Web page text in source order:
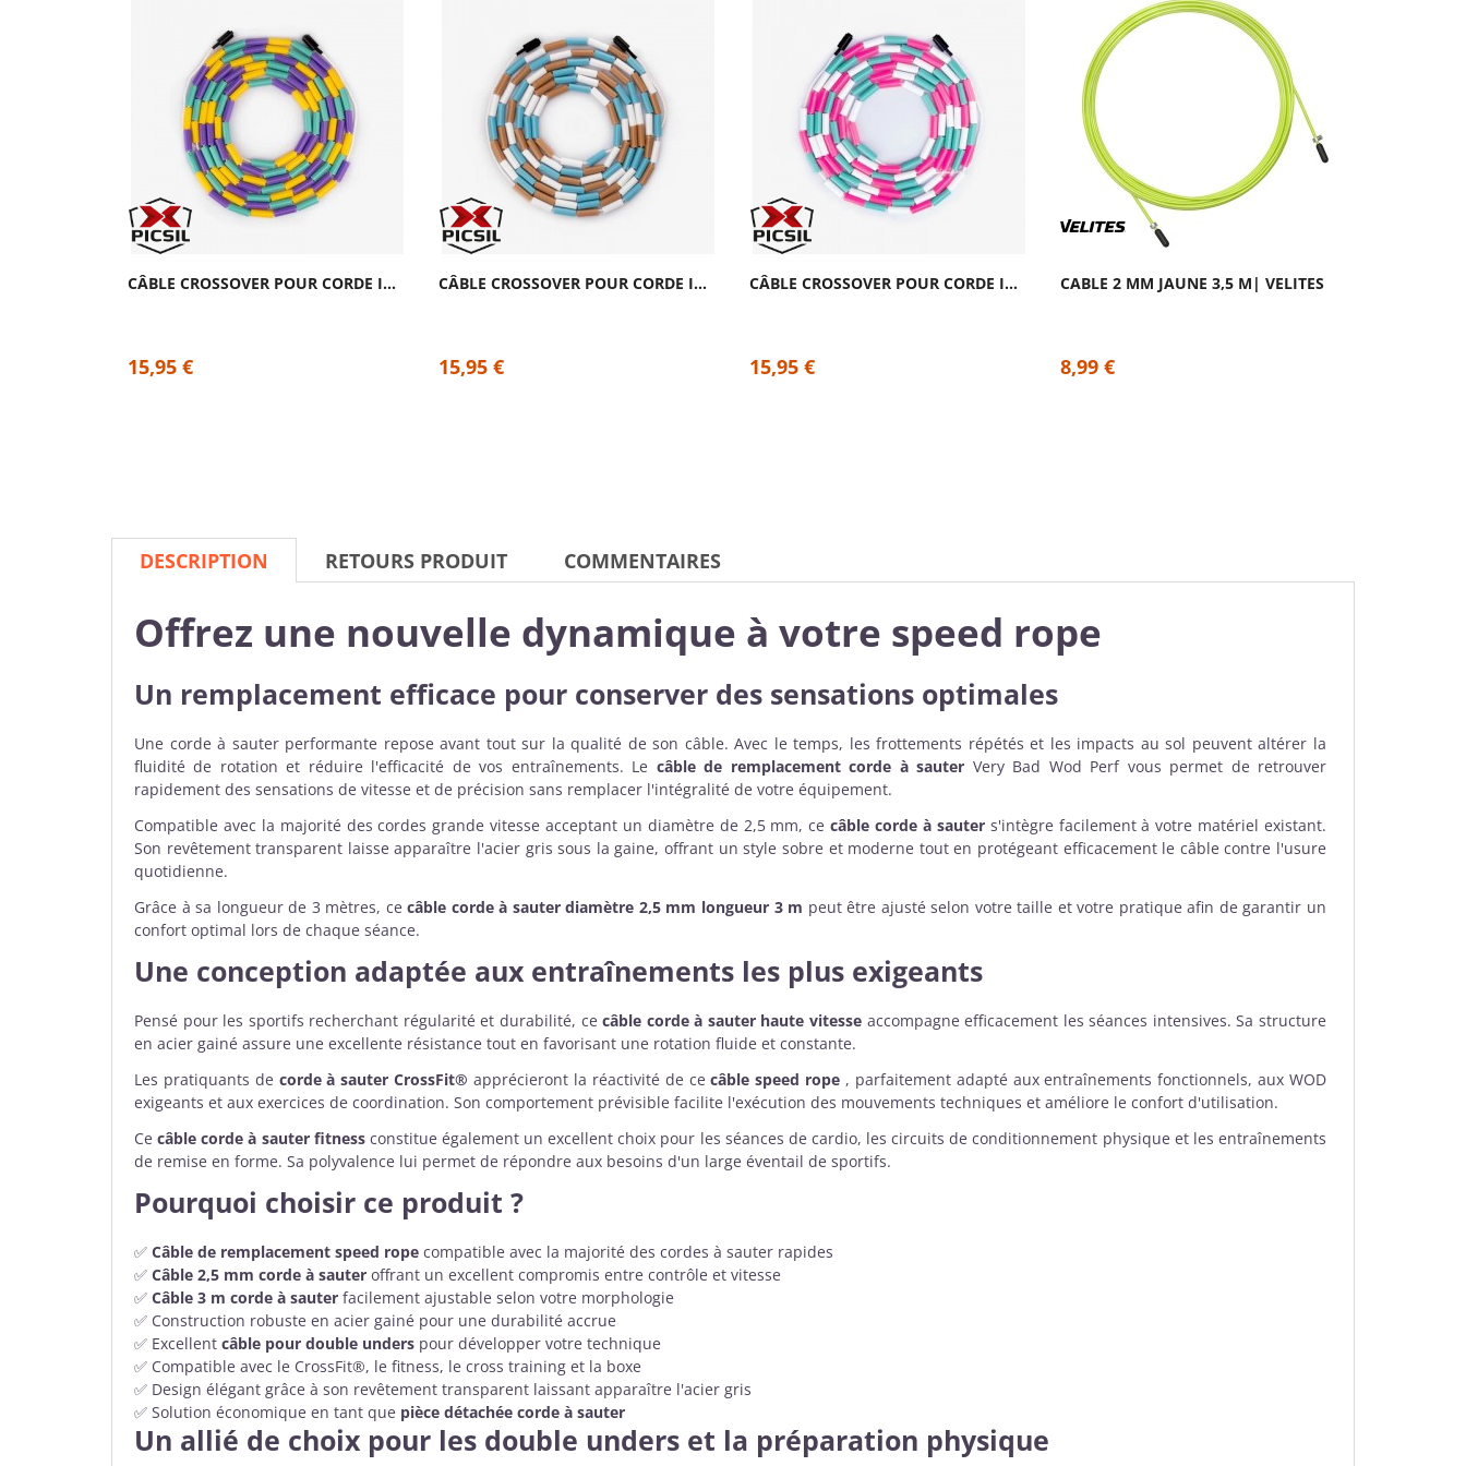
CÂBLE CROSSOVER POUR CORDE INSIGNE...
15,95 €
CÂBLE CROSSOVER POUR CORDE INSIGNE COPPER...
15,95 €
CÂBLE CROSSOVER POUR CORDE INSIGNE CYAN...
15,95 €
CABLE 2 MM JAUNE 3,5 M| VELITES
8,99 €
DESCRIPTION RETOURS PRODUIT COMMENTAIRES
Offrez une nouvelle dynamique à votre speed rope
Un remplacement efficace pour conserver des sensations optimales
Une corde à sauter performante repose avant tout sur la qualité de son câble. Avec le temps, les frottements répétés et les impacts au sol peuvent altérer la
fluidité de rotation et réduire l'efficacité de vos entraînements. Le câble de remplacement corde à sauter Very Bad Wod Perf vous permet de retrouver
rapidement des sensations de vitesse et de précision sans remplacer l'intégralité de votre équipement.
Compatible avec la majorité des cordes grande vitesse acceptant un diamètre de 2,5 mm, cecâble corde à sauters'intègre facilement à votre matériel existant.
Son revêtement transparent laisse apparaître l'acier gris sous la gaine, offrant un style sobre et moderne tout en protégeant efficacement le câble contre l'usure
quotidienne.
Grâce à sa longueur de 3 mètres, cecâble corde à sauter diamètre 2,5 mm longueur 3 m peut être ajusté selon votre taille et votre pratique afin de garantir un
confort optimal lors de chaque séance.
Une conception adaptée aux entraînements les plus exigeants
Pensé pour les sportifs recherchant régularité et durabilité, cecâble corde à sauter haute vitesse accompagne efficacement les séances intensives. Sa structure
en acier gainé assure une excellente résistance tout en favorisant une rotation fluide et constante.
Les pratiquants de corde à sauter CrossFit® apprécieront la réactivité de cecâble speed rope , parfaitement adapté aux entraînements fonctionnels, aux WOD
exigeants et aux exercices de coordination. Son comportement prévisible facilite l'exécution des mouvements techniques et améliore le confort d'utilisation.
Cecâble corde à sauter fitnessconstitue également un excellent choix pour les séances de cardio, les circuits de conditionnement physique et les entraînements
de remise en forme. Sa polyvalence lui permet de répondre aux besoins d'un large éventail de sportifs.
Pourquoi choisir ce produit ?
✅ Câble de remplacement speed rope compatible avec la majorité des cordes à sauter rapides
✅ Câble 2,5 mm corde à sauter offrant un excellent compromis entre contrôle et vitesse
✅ Câble 3 m corde à sauter facilement ajustable selon votre morphologie
✅ Construction robuste en acier gainé pour une durabilité accrue
✅ Excellent câble pour double unders pour développer votre technique
✅ Compatible avec le CrossFit®, le fitness, le cross training et la boxe
✅ Design élégant grâce à son revêtement transparent laissant apparaître l'acier gris
✅ Solution économique en tant que pièce détachée corde à sauter
Un allié de choix pour les double unders et la préparation physique